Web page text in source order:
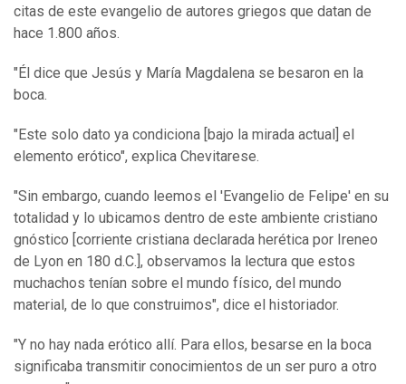
citas de este evangelio de autores griegos que datan de
hace 1.800 años.
"Él dice que Jesús y María Magdalena se besaron en la
boca.
"Este solo dato ya condiciona [bajo la mirada actual] el
elemento erótico", explica Chevitarese.
"Sin embargo, cuando leemos el 'Evangelio de Felipe' en su
totalidad y lo ubicamos dentro de este ambiente cristiano
gnóstico [corriente cristiana declarada herética por Ireneo
de Lyon en 180 d.C.], observamos la lectura que estos
muchachos tenían sobre el mundo físico, del mundo
material, de lo que construimos", dice el historiador.
"Y no hay nada erótico allí. Para ellos, besarse en la boca
significaba transmitir conocimientos de un ser puro a otro